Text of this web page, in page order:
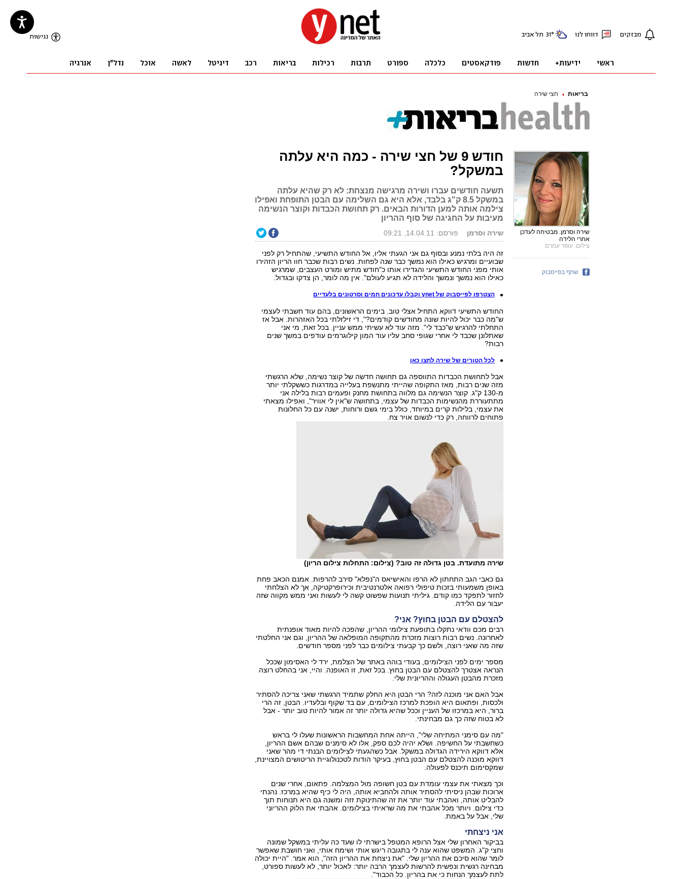
בריאות חצי שירה
חודש 9 של חצי שירה - כמה היא עלתה
במשקל?
תשעה חודשים עברו ושירה מרגישה מנצחת: לא רק שהיא עלתה
במשקל 8.5 ק"ג בלבד, אלא היא גם השלימה עם הבטן התופחת ואפילו
צילמה אותה למען הדורות הבאים. רק תחושת הכבדות וקוצר הנשימה
מעיבות על החגיגה של סוף ההריון
שירה וסרמן פורסם: 14.04.11, 09:21
זה היה בלתי נמנע ובסוף גם אני הגעתי אליו, אל החודש התשיעי, שהתחיל רק לפני
שבועיים ומרגיש כאילו הוא נמשך כבר שנה לפחות. נשים רבות שכבר חוו הריון הזהירו
אותי מפני החודש התשיעי והגדירו אותו כ"חודש מתיש ומורט העצבים, שמרגיש
כאילו הוא נמשך ונמשך והלידה לא תגיע לעולם". אין מה לומר, הן צדקו ובגדול.
הצטרפו לפייסבוק של ynet וקבלו עדכונים חמים וסרטונים בלעדיים
החודש התשיעי דווקא התחיל אצלי טוב. בימים הראשונים, בהם עוד חשבתי לעצמי
ש"מה כבר יכול להיות שונה מחודשים קודמים?", די זילזלתי בכל האזהרות. אבל אז
התחלתי להרגיש ש"כבד לי". מזה עוד לא עשיתי ממש עניין. בכל זאת, מי אני
שאתלונן שכבד לי אחרי שגופי סחב עליו עוד המון קילוגרמים עודפים במשך שנים
רבות?
לכל הטורים של שירה לחצו כאן
אבל לתחושת הכבדות התווספה גם תחושה חדשה של קוצר נשימה, שלא הרגשתי
מזה שנים רבות, מאז התקופה שהייתי מתנשפת בעלייה במדרגות כששקלתי יותר
מ-130 ק"ג. קוצר הנשימה גם מלווה בתחושת מחנק ופעמים רבות בלילה אני
מתתעוררת מהנשימות הכבדות של עצמי, בתחושה ש"אין לי אוויר", ואפילו מצאתי
את עצמי, בלילות קרים במיוחד, כולל בימי גשם ורוחות, ישנה עם כל החלונות
פתוחים לרווחה, רק כדי לנשום אויר צח.
שירה מתועדת. בטן גדולה זה טוב? (צילום: התחלות צילום הריון)
גם כאבי הגב התחתון לא הרפו והאישיאס ה"נפלא" סירב להרפות. אמנם הכאב פחת
באופן משמעותי בזכות טיפולי רפואה אלטרנטיבית וכירופרקטיקה, אך לא הצלחתי
לחזור לתפקד כמו קודם. גיליתי תנועות שפשוט קשה לי לעשות ואני ממש מקווה שזה
יעבור עם הלידה.
להצטלם עם הבטן בחוץ? אני?
רבים מכם וודאי נתקלו בתופעת צילומי ההריון, שהפכה להיות מאוד אופנתית
לאחרונה. נשים רבות רוצות מזכרת מהתקופה המופלאה של ההריון, וגם אני החלטתי
שזה מה שאני רוצה, ולשם כך קבעתי צילומים כבר לפני מספר חודשים.
מספר ימים לפני הצילומים, בעודי בוהה באתר של הצלמת, ירד לי האסימון שככל
הנראה אצטרך להצטלם עם הבטן בחוץ. בכל זאת, זו האופנה. והיי, אני בהחלט רוצה
מזכרת מהבטן העגולה וההריונית שלי.
אבל האם אני מוכנה לזה? הרי הבטן היא החלק שתמיד הרגשתי שאני צריכה להסתיר
ולכסות, ופתאום היא הופכת למרכז הצילומים, עם בד שקוף ובלעדיו. הבטן, זה הרי
ברור, היא במרכזו של העניין וככל שהיא גדולה יותר זה אמור להיות טוב יותר - אבל
לא בטוח שזה כך גם מבחינתי.
"מה עם סימני המתיחה שלי", הייתה אחת המחשבות הראשונות שעלו לי בראש
כשחשבתי על החשיפה. ושלא יהיה לכם ספק, אלו לא סימנים שבהם אשם ההריון,
אלא דווקא הירידה הגדולה במשקל. אבל כשהגעתי לצילומים הבנתי די מהר שאני
דווקא מוכנה להצטלם עם הבטן בחוץ, בעיקר הודות לטכנולוגיית הריטושים המצויינת,
שמקסימום תיכנס לפעולה.
וכך מצאתי את עצמי עומדת עם בטן חשופה מול המצלמה. פתאום, אחרי שנים
ארוכות שבהן ניסיתי להסתיר אותה ולהחביא אותה, היה לי כיף שהיא במרכז. נהנתי
להבליט אותה, ואהבתי עוד יותר את זה שהתינוקת זזה ומשנה גם היא תנוחות תוך
כדי צילום. ויותר מכל אהבתי את מה שראיתי בצילומים. אהבתי את הלוק ההריוני
שלי, אבל על באמת.
אני ניצחתי
בביקור האחרון שלי אצל הרופא המטפל בישרתי לו שעד כה עליתי במשקל שמונה
וחצי ק"ג. המשפט שהוא ענה לי בתגובה ריגש אותי ושימח אותי, ואני חושבת שאפשר
לומר שהוא סיכם את ההריון שלי. "את ניצחת את ההריון הזה", הוא אמר. "היית יכולה
מבחינה רגשית ונפשית להרשות לעצמך הרבה יותר: לאכול יותר, לא לעשות ספורט,
לתת לעצמך הנחות כי את בהריון. כל הכבוד".
שירה וסרמן. מבטיחה לעדכן
אחרי הלידה
צילום: עופר עמרם
שתף בפייסבוק